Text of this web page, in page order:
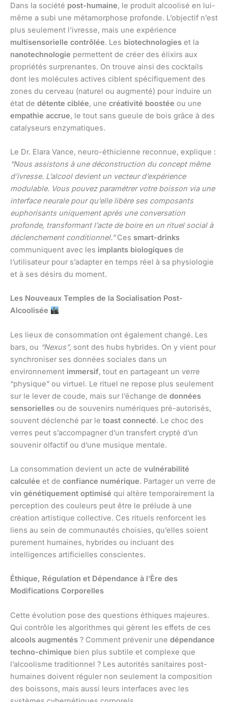
Dans la société post-humaine, le produit alcoolisé en lui-
même a subi une métamorphose profonde. L’objectif n’est
plus seulement l’ivresse, mais une expérience
multisensorielle contrôlée. Les biotechnologies et la
nanotechnologie permettent de créer des élixirs aux
propriétés surprenantes. On trouve ainsi des cocktails
dont les molécules actives ciblent spécifiquement des
zones du cerveau (naturel ou augmenté) pour induire un
état de détente ciblée, une créativité boostée ou une
empathie accrue, le tout sans gueule de bois grâce à des
catalyseurs enzymatiques.
Le Dr. Elara Vance, neuro-éthicienne reconnue, explique :
“Nous assistons à une déconstruction du concept même
d’ivresse. L’alcool devient un vecteur d’expérience
modulable. Vous pouvez paramétrer votre boisson via une
interface neurale pour qu’elle libère ses composants
euphorisants uniquement après une conversation
profonde, transformant l’acte de boire en un rituel social à
déclenchement conditionnel.”Ces smart-drinks
communiquent avec les implants biologiques de
l’utilisateur pour s’adapter en temps réel à sa physiologie
et à ses désirs du moment.
Les Nouveaux Temples de la Socialisation Post-
Alcoolisée
Les lieux de consommation ont également changé. Les
bars, ou “Nexus”, sont des hubs hybrides. On y vient pour
synchroniser ses données sociales dans un
environnement immersif, tout en partageant un verre
“physique” ou virtuel. Le rituel ne repose plus seulement
sur le lever de coude, mais sur l’échange de données
sensorielles ou de souvenirs numériques pré-autorisés,
souvent déclenché par le toast connecté. Le choc des
verres peut s’accompagner d’un transfert crypté d’un
souvenir olfactif ou d’une musique mentale.
La consommation devient un acte de vulnérabilité
calculée et de confiance numérique. Partager un verre de
vin génétiquement optimisé qui altère temporairement la
perception des couleurs peut être le prélude à une
création artistique collective. Ces rituels renforcent les
liens au sein de communautés choisies, qu’elles soient
purement humaines, hybrides ou incluant des
intelligences artificielles conscientes.
Éthique, Régulation et Dépendance à l’Ère des
Modifications Corporelles
Cette évolution pose des questions éthiques majeures.
Qui contrôle les algorithmes qui gèrent les effets de ces
alcools augmentés ? Comment prévenir une dépendance
techno-chimique bien plus subtile et complexe que
l’alcoolisme traditionnel ? Les autorités sanitaires post-
humaines doivent réguler non seulement la composition
des boissons, mais aussi leurs interfaces avec les